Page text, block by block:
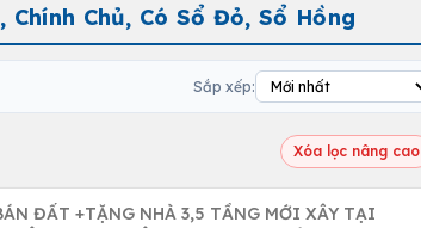
Chủ, Có Sổ Đỏ, Sổ Hồng
Sắp xếp:
Xóa lọc nâng cao
ĐẤT +TẶNG NHÀ 3,5 TẦNG MỚI XÂY TẠI